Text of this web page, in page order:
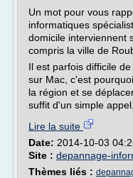
Un mot pour vous
informatiques
domicile interviennent
compris la ville de
Il est parfois difficile
sur Mac, c'est
la région et se
suffit d'un simple
Lire la suite
Date: 2014-10-03
Site : depannage-
Thèmes liés :